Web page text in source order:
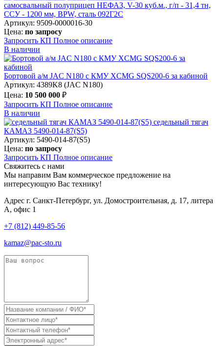
самосвальный полуприцеп НЕФАЗ, V-30 куб.м., г/п - 31,4 тн,
ССУ - 1200 мм, BPW, сталь 092Г2С
Артикул: 9509-0000016-30
Цена: по запросу
Запросить КП Полное описание
В наличии
Бортовой а/м JAC N180 c КМУ XCMG SQS200-6 за кабиной
Артикул: 4389K8 (JAC N180)
Цена: 10 500 000 ₽
Запросить КП Полное описание
В наличии
седельный тягач
КАМАЗ 5490-014-87(S5)
Артикул: 5490-014-87(S5)
Цена: по запросу
Запросить КП Полное описание
Свяжитесь с нами
Мы направим Вам коммерческое предложение на
интересующую Вас технику!
Адрес г. Санкт-Петербург, ул. Домостроительная, д. 17, литера
А, офис 1
+7 (812) 449-85-56
kamaz@pac-sto.ru